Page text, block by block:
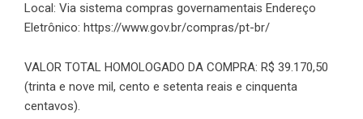
Local: Via sistema compras governamentais Endereço
Eletrônico: https://www.gov.br/compras/pt-br/
VALOR TOTAL HOMOLOGADO DA COMPRA: R$ 39.170,50
(trinta e nove mil, cento e setenta reais e cinquenta
centavos).